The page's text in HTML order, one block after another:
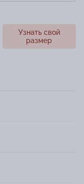
Узнать свой
размер